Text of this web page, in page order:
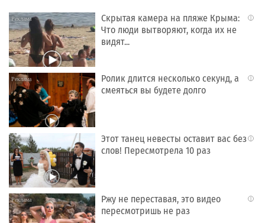
i
Скрытая камера на пляже Крыма:
Что люди вытворяют, когда их не
видят...
i
Ролик длится несколько секунд, а
смеяться вы будете долго
i
Этот танец невесты оставит вас без
слов! Пересмотрела 10 раз
i
Ржу не переставая, это видео
пересмотришь не раз